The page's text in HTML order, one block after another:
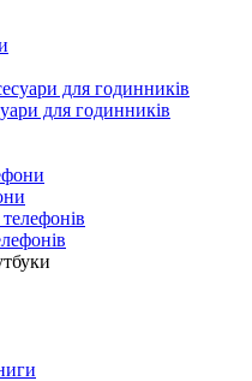
для годинників